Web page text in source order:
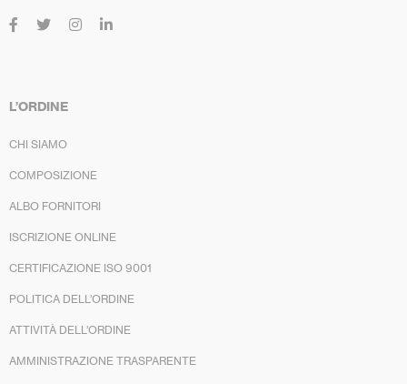
L’ORDINE
CHI SIAMO
COMPOSIZIONE
ALBO FORNITORI
ISCRIZIONE ONLINE
CERTIFICAZIONE ISO 9001
POLITICA DELL’ORDINE
ATTIVITÀ DELL’ORDINE
AMMINISTRAZIONE TRASPARENTE